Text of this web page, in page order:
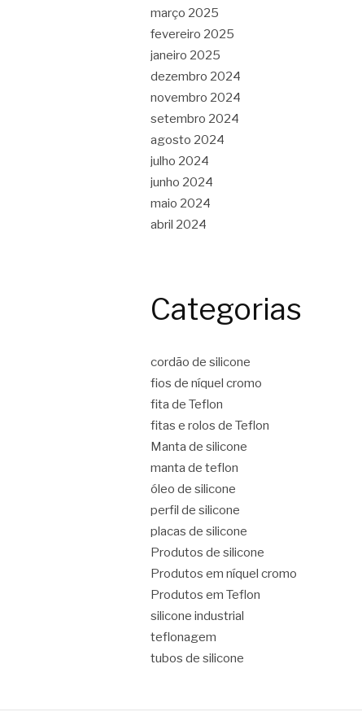
março 2025
fevereiro 2025
janeiro 2025
dezembro 2024
novembro 2024
setembro 2024
agosto 2024
julho 2024
junho 2024
maio 2024
abril 2024
Categorias
cordão de silicone
fios de níquel cromo
fita de Teflon
fitas e rolos de Teflon
Manta de silicone
manta de teflon
óleo de silicone
perfil de silicone
placas de silicone
Produtos de silicone
Produtos em níquel cromo
Produtos em Teflon
silicone industrial
teflonagem
tubos de silicone